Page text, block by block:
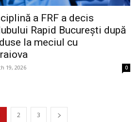
a FRF a decis
Rapid București după
la meciul cu
19, 2026 0
2 3